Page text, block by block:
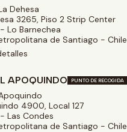
Dehesa
3265, Piso 2 Strip Center
Lo Barnechea
de Santiago - Chile
APOQUINDO PUNTO DE RECOGIDA
4900, Local 127
Las Condes
de Santiago - Chile